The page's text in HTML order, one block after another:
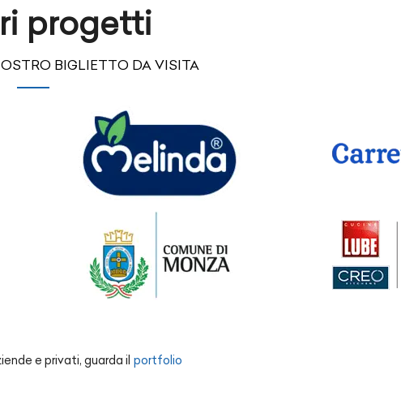
progetti
BIGLIETTO DA VISITA
e privati, guarda il portfolio